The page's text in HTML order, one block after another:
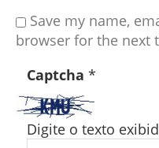
Save my name,
browser for the next
Captcha *
Digite o texto